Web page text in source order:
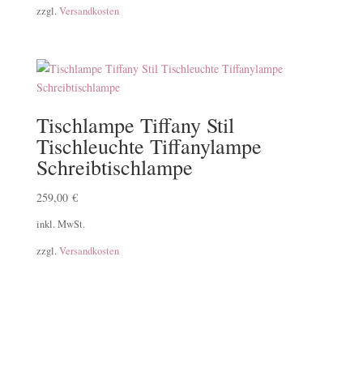
zzgl. Versandkosten
Tischlampe Tiffany Stil
Tischleuchte Tiffanylampe
Schreibtischlampe
259,00 €
inkl. MwSt.
zzgl. Versandkosten